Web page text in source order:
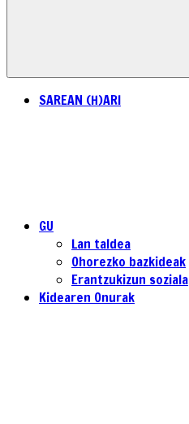
SAREAN (H)ARI
GU
Lan taldea
Ohorezko bazkideak
Erantzukizun soziala
Kidearen Onurak